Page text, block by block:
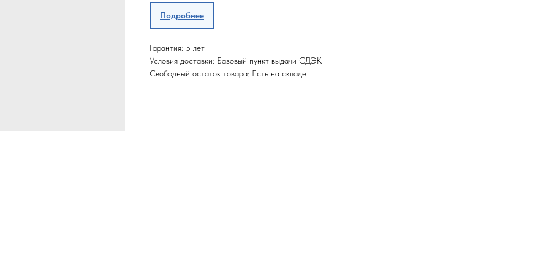
Подробнее
Гарантия: 5 лет
Условия доставки: Базовый пункт выдачи СДЭК
Свободный остаток товара: Есть на складе